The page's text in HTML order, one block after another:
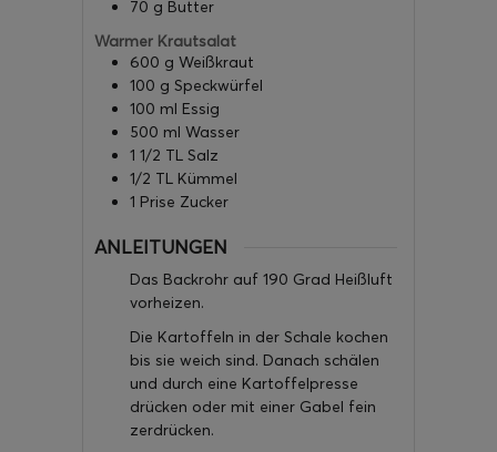
70 g Butter
Warmer Krautsalat
600 g Weißkraut
100 g Speckwürfel
100 ml Essig
500 ml Wasser
1 1/2 TL Salz
1/2 TL Kümmel
1 Prise Zucker
ANLEITUNGEN
Das Backrohr auf 190 Grad Heißluft
vorheizen.
Die Kartoffeln in der Schale kochen
bis sie weich sind. Danach schälen
und durch eine Kartoffelpresse
drücken oder mit einer Gabel fein
zerdrücken.